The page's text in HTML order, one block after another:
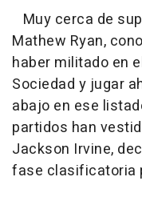
Muy cerca de
Mathew Ryan,
haber militado en
Sociedad y jugar
abajo en ese
partidos han
Jackson Irvine,
fase clasificatoria